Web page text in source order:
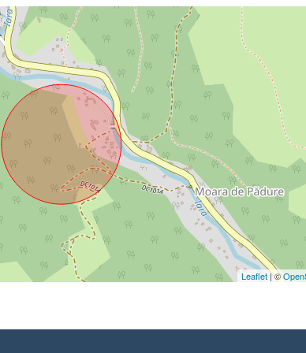
Leaflet| ©